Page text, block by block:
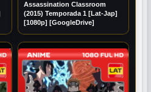
Assassination Classroom
(2015) Temporada 1 [Lat-Jap]
[1080p] [GoogleDrive]